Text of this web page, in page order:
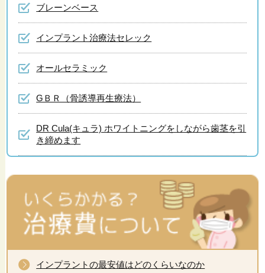
ブレーンベース
インプラント治療法セレック
オールセラミック
GＢＲ（骨誘導再生療法）
DR Cula(キュラ) ホワイトニングをしながら歯茎を引
き締めます
インプラントの最安値はどのくらいなのか